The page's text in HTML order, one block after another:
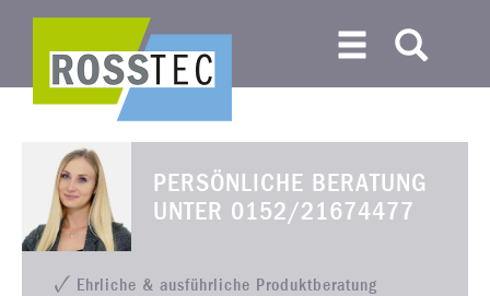
PERSÖNLICHE BERATUNG
UNTER 0152/21674477
Ehrliche & ausführliche Produktberatung